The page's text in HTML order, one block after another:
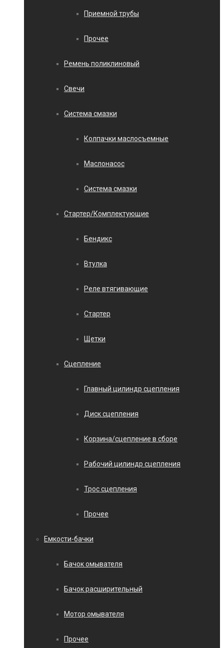
Приемной трубы
Прочее
Ремень поликлиновый
Свечи
Система смазки
Колпачки маслосъемные
Маслонасос
Система смазки
Стартер/Комплектующие
Бендикс
Втулка
Реле втягивающие
Стартер
Щетки
Сцепление
Главный цилиндр сцепления
Диск сцепления
Корзина/сцепление в сборе
Рабочий цилиндр сцепления
Трос сцепления
Прочее
Емкости-бачки
Бачок омывателя
Бачок расширительный
Мотор омывателя
Прочее